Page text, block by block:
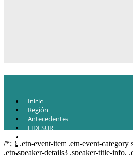
Inicio
Región
Antecedentes
FIDESUR
Planes y estudio
© Copyright 2021.
/*; } .etn-event-item .etn-event-category
.etn-speaker-details3 .speaker-title-info,